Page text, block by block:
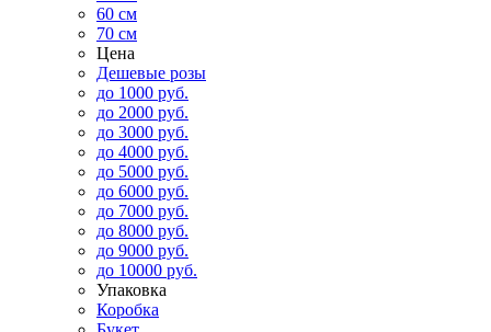
60 см
70 см
Цена
Дешевые розы
до 1000 руб.
до 2000 руб.
до 3000 руб.
до 4000 руб.
до 5000 руб.
до 6000 руб.
до 7000 руб.
до 8000 руб.
до 9000 руб.
до 10000 руб.
Упаковка
Коробка